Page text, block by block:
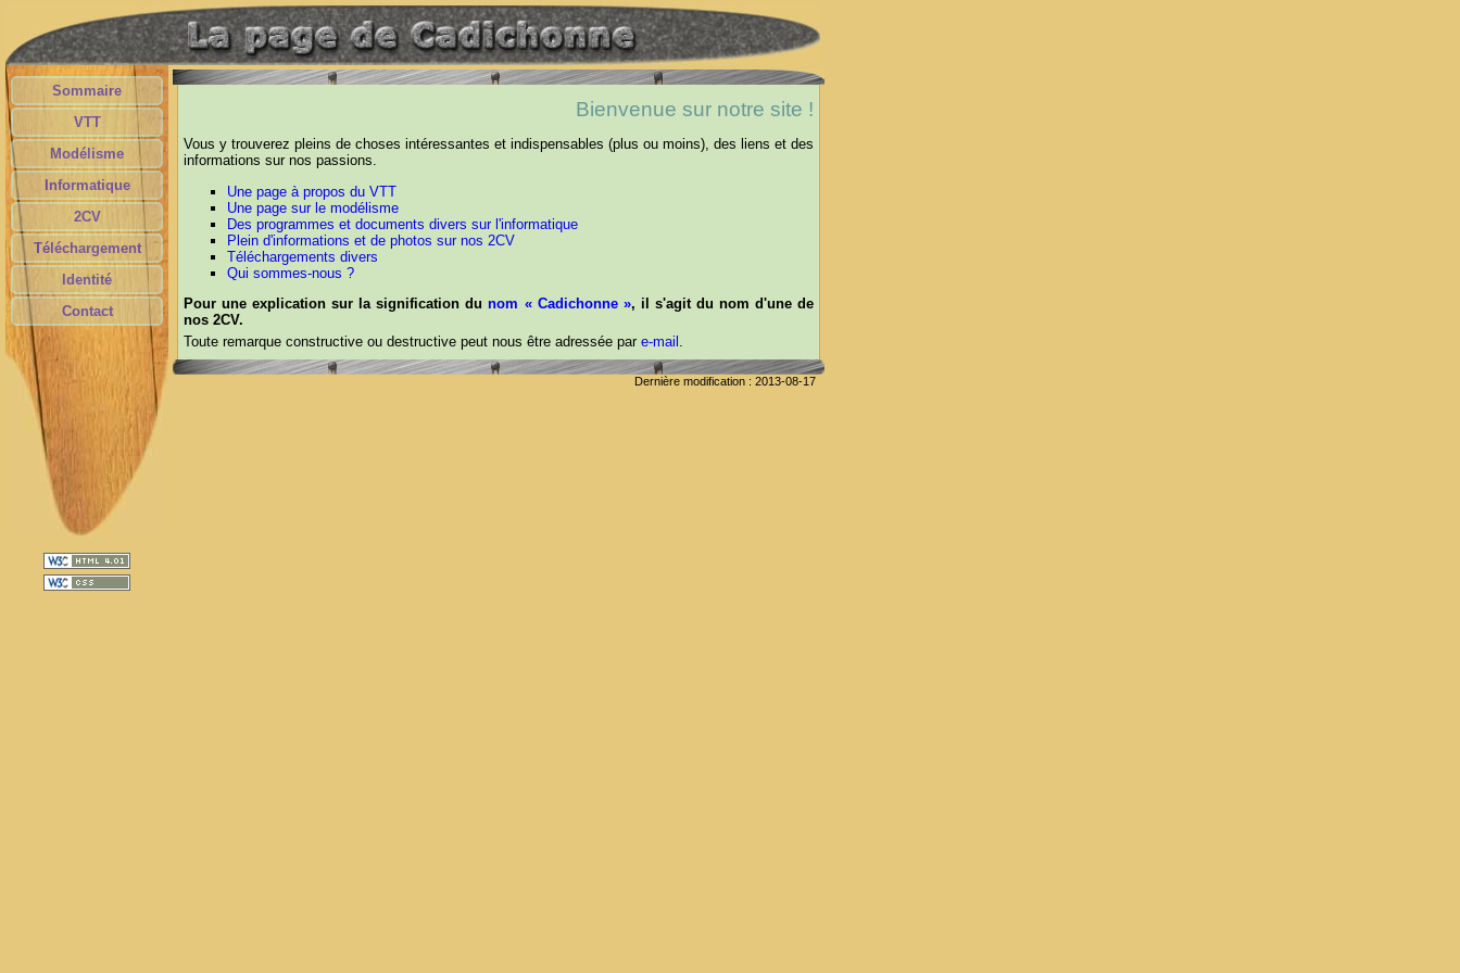
Sommaire
VTT
Modélisme
Informatique
2CV
Téléchargement
Identité
Contact
Bienvenue sur notre site !
Vous y trouverez pleins de choses intéressantes et indispensables (plus ou moins), des liens et des
informations sur nos passions.
Une page à propos du VTT
Une page sur le modélisme
Des programmes et documents divers sur l'informatique
Plein d'informations et de photos sur nos 2CV
Téléchargements divers
Qui sommes-nous ?
Pour une explication sur la signification dunom « Cadichonne », il s'agit du nom d'une de
nos 2CV.
Toute remarque constructive ou destructive peut nous être adressée par e-mail .
Dernière modification : 2013-08-17